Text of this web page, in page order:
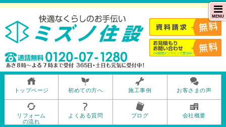
MENU
トップページ 初めての方へ 施工事例 お客さまの声
リフォーム
の流れ
よくある質問 ブログ 会社概要